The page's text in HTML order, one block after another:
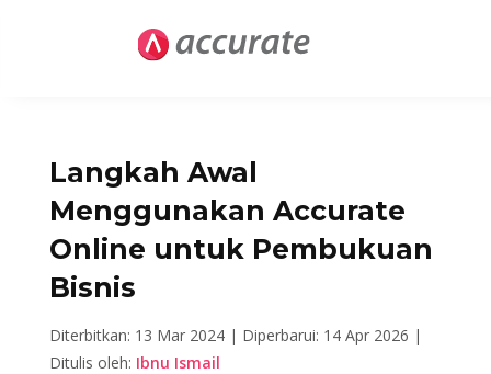
Langkah Awal
Menggunakan Accurate
Online untuk Pembukuan
Bisnis
Diterbitkan: 13 Mar 2024 | Diperbarui: 14 Apr 2026 |
Ditulis oleh: Ibnu Ismail